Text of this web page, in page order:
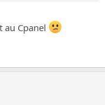
au Cpanel